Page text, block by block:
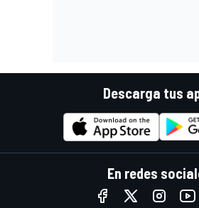
Descarga tus
En redes